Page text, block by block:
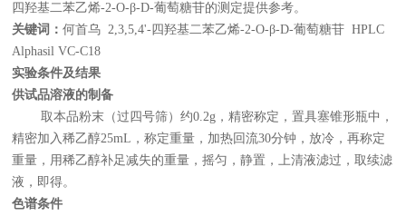
四羟基二苯乙烯-2-O-β-D-葡萄糖苷的测定提供参考。
关键词：何首乌 2,3,5,4'-四羟基二苯乙烯-2-O-β-D-葡萄糖苷 HPLC
Alphasil VC-C18
实验条件及结果
供试品溶液的制备
取本品粉末（过四号筛）约0.2g，精密称定，置具塞锥形瓶中，
精密加入稀乙醇25mL，称定重量，加热回流30分钟，放冷，再称定
重量，用稀乙醇补足减失的重量，摇匀，静置，上清液滤过，取续滤
液，即得。
色谱条件